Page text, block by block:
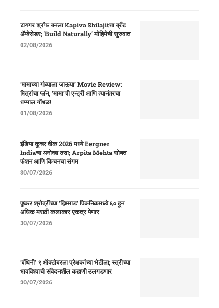
टायगर श्रॉफ बनला Kapiva Shilajitचा ब्रँड
ॲम्बेसेडर; ‘Build Naturally’ मोहिमेची सुरुवात
02/08/2026
‘मामाच्या गोव्याला जाऊया’ Movie Review:
मित्रांचा प्लॅन, ‘मामा’ची एन्ट्री आणि त्यानंतरचा
धम्माल गोंधळ!
01/08/2026
इंडिया कूचर वीक 2026 मध्ये Bergner
Indiaचा अनोखा ठसा; Arpita Mehta सोबत
फॅशन आणि किचनचा संगम
30/07/2026
पुष्कर श्रोत्रींच्या ‘झिम्माड’ पिकनिकमध्ये ६० हून
अधिक मराठी कलाकार एकत्र येणार
30/07/2026
‘बंधिनी’ ९ ऑक्टोबरला प्रेक्षकांच्या भेटीला; स्त्रीच्या
भावविश्वाची संवेदनशील कहाणी उलगडणार
30/07/2026